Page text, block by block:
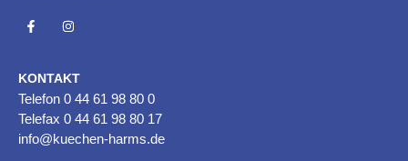
KONTAKT
Telefon 0 44 61 98 80 0
Telefax 0 44 61 98 80 17
info@kuechen-harms.de